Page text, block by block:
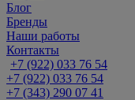
Блог
Бренды
Наши работы
Контакты
+7 (922) 033 76 54
+7 (922) 033 76 54
+7 (343) 290 07 41